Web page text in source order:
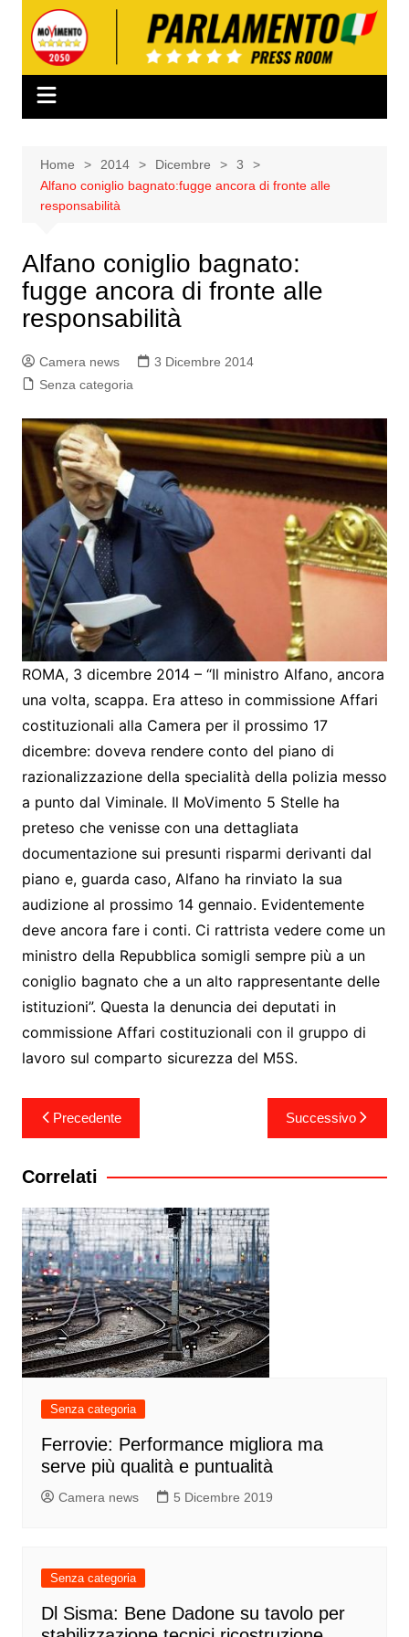
contenuto
Home 2014 Dicembre
3
Alfano coniglio bagnato:fugge ancora di fronte alle
responsabilità
Alfano coniglio bagnato:
fugge ancora di fronte alle
responsabilità
Camera news
3 Dicembre 2014
Senza categoria
ROMA, 3 dicembre 2014 – “Il ministro Alfano, ancora
una volta, scappa. Era atteso in commissione Affari
costituzionali alla Camera per il prossimo 17
dicembre: doveva rendere conto del piano di
razionalizzazione della specialità della polizia messo
a punto dal Viminale. Il MoVimento 5 Stelle ha
preteso che venisse con una dettagliata
documentazione sui presunti risparmi derivanti dal
piano e, guarda caso, Alfano ha rinviato la sua
audizione al prossimo 14 gennaio. Evidentemente
deve ancora fare i conti. Ci rattrista vedere come un
ministro della Repubblica somigli sempre più a un
coniglio bagnato che a un alto rappresentante delle
istituzioni”. Questa la denuncia dei deputati in
commissione Affari costituzionali con il gruppo di
lavoro sul comparto sicurezza del M5S.
Navigazione
articoli
Precedente Successivo
Correlati
Senza categoria
Ferrovie: Performance migliora ma
serve più qualità e puntualità
Camera news 5 Dicembre 2019
Senza categoria
Dl Sisma: Bene Dadone su tavolo per